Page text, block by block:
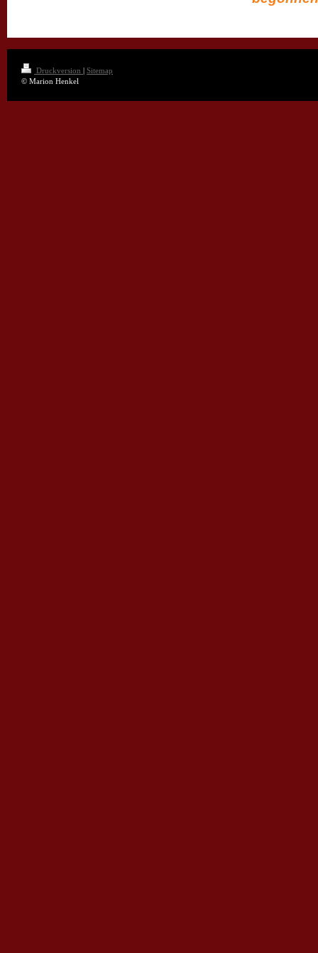
Druckversion | Sitemap
© Marion Henkel